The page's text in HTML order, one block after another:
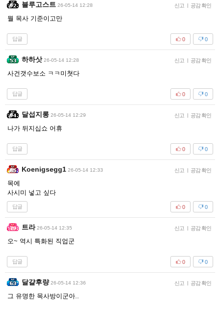
블루고스트 26-05-14 12:28 신고 | 공감 확인
뭘 목사 기준이고만
답글 0
0
하하삿 26-05-14 12:28 신고 | 공감 확인
사건갯수보소 ㅋㅋ미쳣다
답글 0
0
달섭지롱 26-05-14 12:29 신고 | 공감 확인
나가 뒤지십쇼 어휴
답글 0
0
Koenigsegg1 26-05-14 12:33 신고 | 공감 확인
목에
사시미 넣고 싶다
답글 0
0
트라 26-05-14 12:35 신고 | 공감 확인
오~ 역시 특화된 직업군
답글 0
0
달걀후량 26-05-14 12:36 신고 | 공감 확인
그 유명한 목사방이군아..